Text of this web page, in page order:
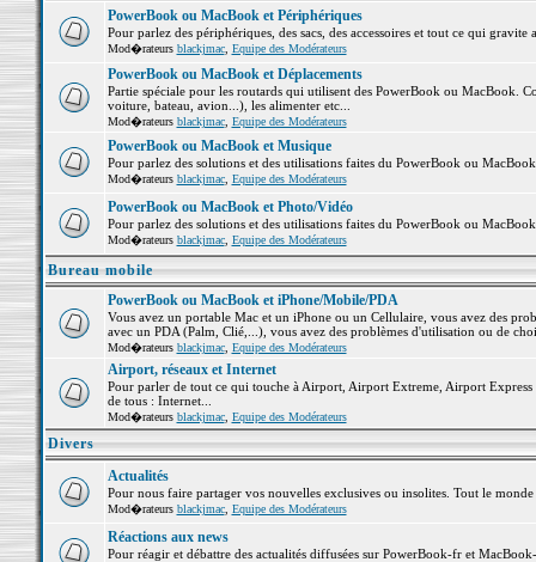
PowerBook ou MacBook et Périphériques
Pour parlez des périphériques, des sacs, des accessoires et tout ce qui
Mod�rateurs blackjmac, Equipe des Modérateurs
PowerBook ou MacBook et Déplacements
Partie spéciale pour les routards qui utilisent des PowerBook ou MacBook.
voiture, bateau, avion...), les alimenter etc...
Mod�rateurs blackjmac, Equipe des Modérateurs
PowerBook ou MacBook et Musique
Pour parlez des solutions et des utilisations faites du PowerBook ou
Mod�rateurs blackjmac, Equipe des Modérateurs
PowerBook ou MacBook et Photo/Vidéo
Pour parlez des solutions et des utilisations faites du PowerBook ou
Mod�rateurs blackjmac, Equipe des Modérateurs
Bureau mobile
PowerBook ou MacBook et iPhone/Mobile/PDA
Vous avez un portable Mac et un iPhone ou un Cellulaire, vous avez des
avec un PDA (Palm, Clié,...), vous avez des problèmes d'utilisation ou de
Mod�rateurs blackjmac, Equipe des Modérateurs
Airport, réseaux et Internet
Pour parler de tout ce qui touche à Airport, Airport Extreme, Airport
de tous : Internet...
Mod�rateurs blackjmac, Equipe des Modérateurs
Divers
Actualités
Pour nous faire partager vos nouvelles exclusives ou insolites. Tout le
Mod�rateurs blackjmac, Equipe des Modérateurs
Réactions aux news
Pour réagir et débattre des actualités diffusées sur PowerBook-fr et